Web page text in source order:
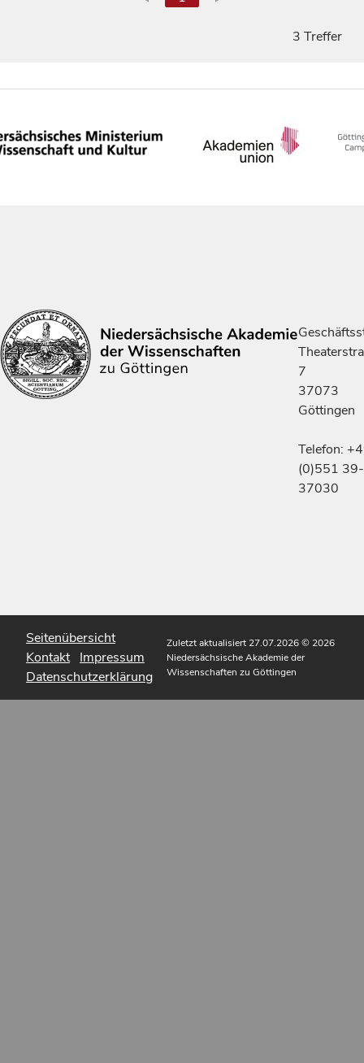
3 Treffer
7
37073
Göttingen
Telefon:
(0)551 39-
37030
Seitenübersicht
Kontakt Impressum
Datenschutzerklärung
Zuletzt aktualisiert 27.07.2026© 2026
Niedersächsische Akademie der
Wissenschaften zu Göttingen